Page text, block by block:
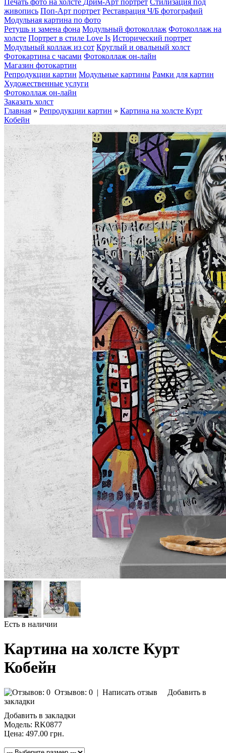
Печать фото на холсте Дрим-Арт портрет Стилизация под
живопись Поп-Арт портрет Реставрация Ч/Б фотографий
Модульная картина по фото
Ретушь и замена фона Модульный фотоколлаж Фотоколлаж на
холсте Портрет в стиле Love Is Исторический портрет
Модульный коллаж из сот Круглый и овальный холст
Фотокартина с часами Фотоколлаж он-лайн
Магазин фотокартин
Репродукции картин Модульные картины Рамки для картин
Художественные услуги
Фотоколлаж он-лайн
Заказать холст
Главная » Репродукции картин » Картина на холсте Курт
Кобейн
Есть в наличии
Картина на холсте Курт
Кобейн
Отзывов: 0 | Написать отзыв
Добавить в
закладки
Добавить в закладки
Модель: RK0877
Цена: 497.00 грн.